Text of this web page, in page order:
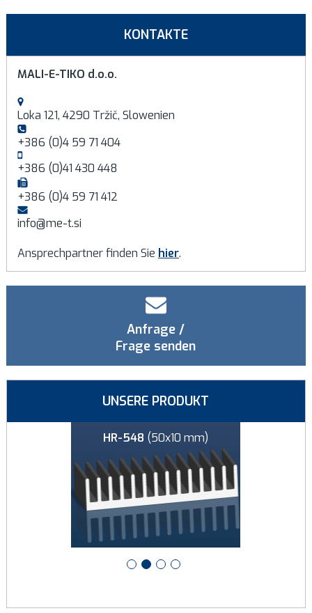
KONTAKTE
MALI-E-TIKO d.o.o.
Loka 121, 4290 Tržič, Slowenien
+386 (0)4 59 71 404
+386 (0)41 430 448
+386 (0)4 59 71 412
info@me-t.si
Ansprechpartner finden Sie hier.
Anfrage /
Frage senden
UNSERE PRODUKT
HR-548 (50x10 mm)